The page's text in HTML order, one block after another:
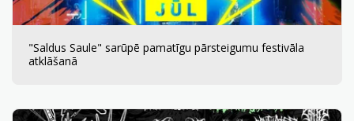
"Saldus Saule" sarūpē pamatīgu pārsteigumu festivāla
atklāšanā